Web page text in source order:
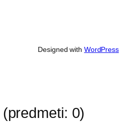
Designed with WordPress
(predmeti: 0)